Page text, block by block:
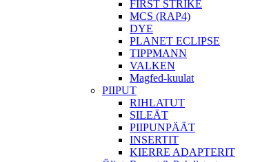
FIRST STRIKE
MCS (RAP4)
DYE
PLANET ECLIPSE
TIPPMANN
VALKEN
Magfed-kuulat
PIIPUT
RIHLATUT
SILEÄT
PIIPUNPÄÄT
INSERTIT
KIERRE ADAPTERIT